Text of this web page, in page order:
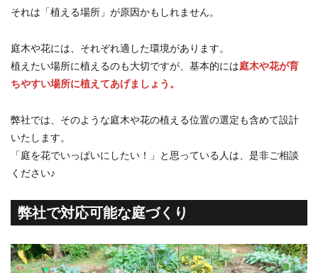
それは「植える場所」が原因かもしれません。
庭木や花には、それぞれ適した環境があります。
植えたい場所に植えるのも大切ですが、基本的には庭木や花が育
ちやすい場所に植えてあげましょう。
弊社では、そのような庭木や花の植える位置の選定も含めて設計
いたします。
「庭を花でいっぱいにしたい！」と思っている人は、是非ご相談
ください♪
弊社で対応可能な庭づくり